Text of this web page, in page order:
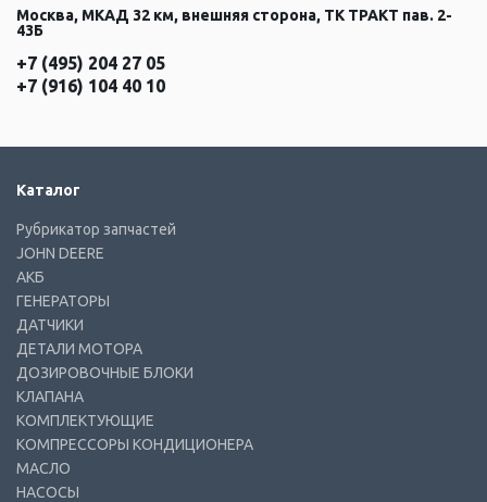
Москва, МКАД 32 км, внешняя сторона, ТК ТРАКТ пав. 2-
43Б
+7 (495) 204 27 05
+7 (916) 104 40 10
Каталог
Рубрикатор запчастей
JOHN DEERE
АКБ
ГЕНЕРАТОРЫ
ДАТЧИКИ
ДЕТАЛИ МОТОРА
ДОЗИРОВОЧНЫЕ БЛОКИ
КЛАПАНА
КОМПЛЕКТУЮЩИЕ
КОМПРЕССОРЫ КОНДИЦИОНЕРА
МАСЛО
НАСОСЫ